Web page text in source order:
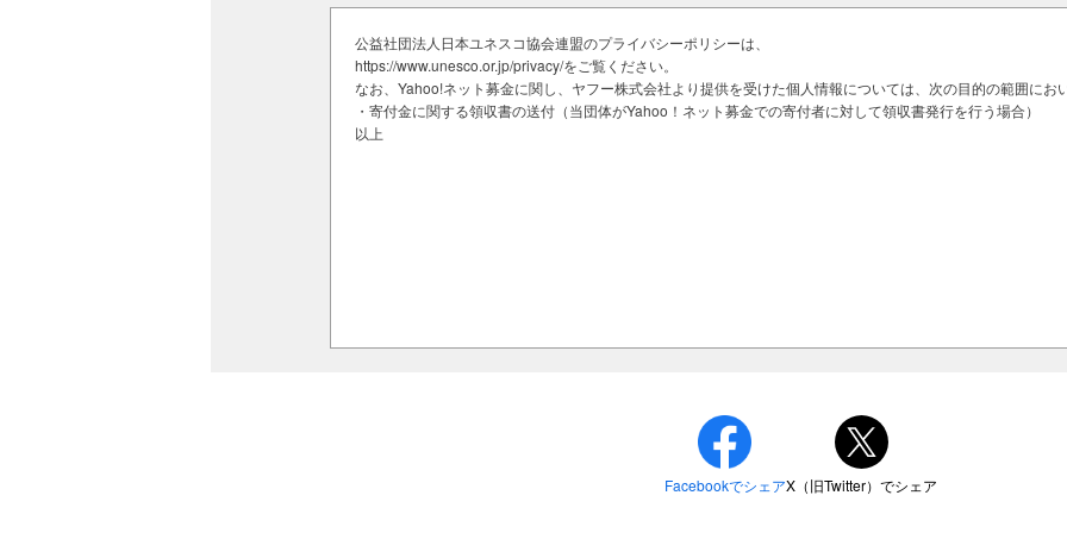
◆「五島に残る玉之浦神楽～子どもたちへの伝承プロジェクト～」（白鳥神
社神楽保存会/長崎県五島市）
公益社団法人日本ユネスコ協会連盟のプライバシーポリシーは、
https://www.unesco.or.jp/privacy/をご覧ください。
なお、Yahoo!ネット募金に関し、ヤフー株式会社より提供を受けた個人情報については、次の目的の範囲にお
・寄付金に関する領収書の送付（当団体がYahoo！ネット募金での寄付者に対して領収書発行を行う場合）
以上